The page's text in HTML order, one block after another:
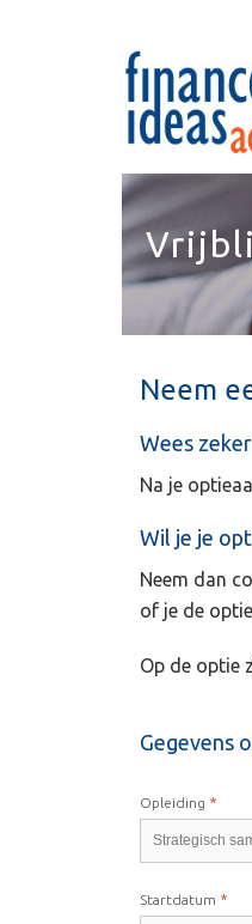
Neem
Wees
Na je
Wil je je
Neem dan
of je de
Op de optie
Gegevens
Opleiding *
Startdatum *